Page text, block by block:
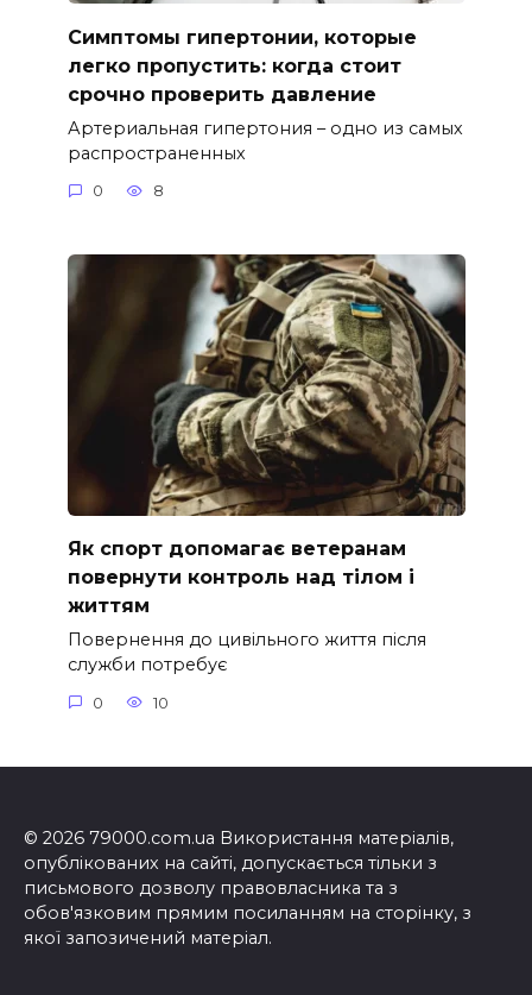
Симптомы гипертонии, которые
легко пропустить: когда стоит
срочно проверить давление
Артериальная гипертония – одно из самых
распространенных
0 8
Як спорт допомагає ветеранам
повернути контроль над тілом і
життям
Повернення до цивільного життя після
служби потребує
0 10
© 2026 79000.com.ua Використання матеріалів,
опублікованих на сайті, допускається тільки з
письмового дозволу правовласника та з
обов'язковим прямим посиланням на сторінку, з
якої запозичений матеріал.